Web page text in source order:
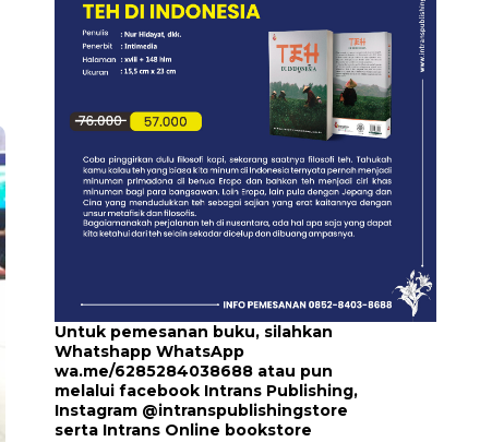
Untuk pemesanan buku, silahkan
Whatshapp WhatsApp
wa.me/6285284038688 atau pun
melalui facebook Intrans Publishing,
Instagram @intranspublishingstore
serta Intrans Online bookstore